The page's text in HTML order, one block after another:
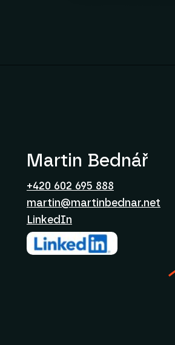
Martin Bednář
+420 602 695 888
martin@martinbednar.net
LinkedIn